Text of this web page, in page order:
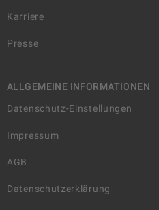
Karriere
Presse
ALLGEMEINE INFORMATIONEN
Datenschutz-Einstellungen
Impressum
AGB
Datenschutzerklärung